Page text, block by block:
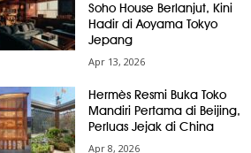
Soho House Berlanjut, Kini
Hadir di Aoyama Tokyo
Jepang
Apr 13, 2026
Hermès Resmi Buka Toko
Mandiri Pertama di Beijing,
Perluas Jejak di China
Apr 8, 2026